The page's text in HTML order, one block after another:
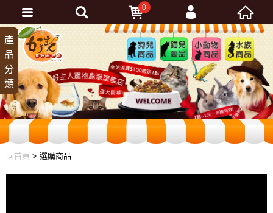
狗兒
商品
貓兒
商品
小動
物商
品
水族
商品
回首頁 > 選購商品
產
品
分
類
0
會員登入
忘記密碼
加入會員
訂單查詢